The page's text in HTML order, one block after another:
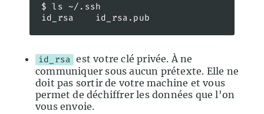
$ ls ~/.ssh
id_rsa    id_rsa.pub
id_rsa est votre clé privée. À ne
communiquer sous aucun prétexte. Elle ne
doit pas sortir de votre machine et vous
permet de déchiffrer les données que l'on
vous envoie.